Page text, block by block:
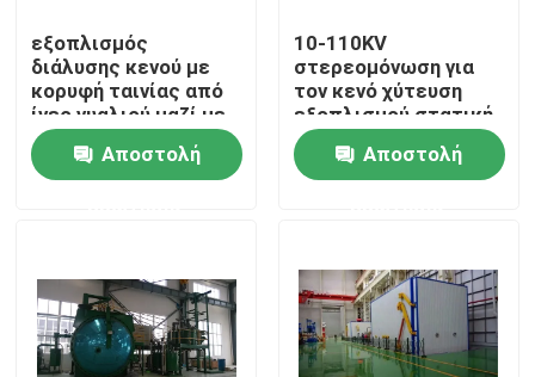
επαφή
Ζητήστε ένα απόσπασμα
εξοπλισμός επεξεργασίας πετρελαίου
Φούρνος μετασχηματιστή
εξοπλισμός
διάλυσης κενού με
κορυφή ταινίας από
ίνες γυαλιού μαζί με
καλώδια
Αποστολή
10-110KV
στερεομόνωση για
τον κενό χύτευση
εξοπλισμού στατική
ανάμειξη
Αποστολή